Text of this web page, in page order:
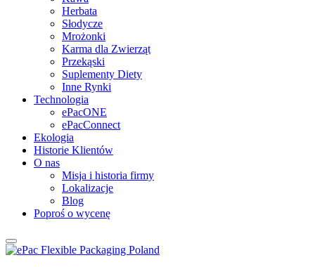
Herbata
Słodycze
Mrożonki
Karma dla Zwierząt
Przekąski
Suplementy Diety
Inne Rynki
Technologia
ePacONE
ePacConnect
Ekologia
Historie Klientów
O nas
Misja i historia firmy
Lokalizacje
Blog
Poproś o wycenę